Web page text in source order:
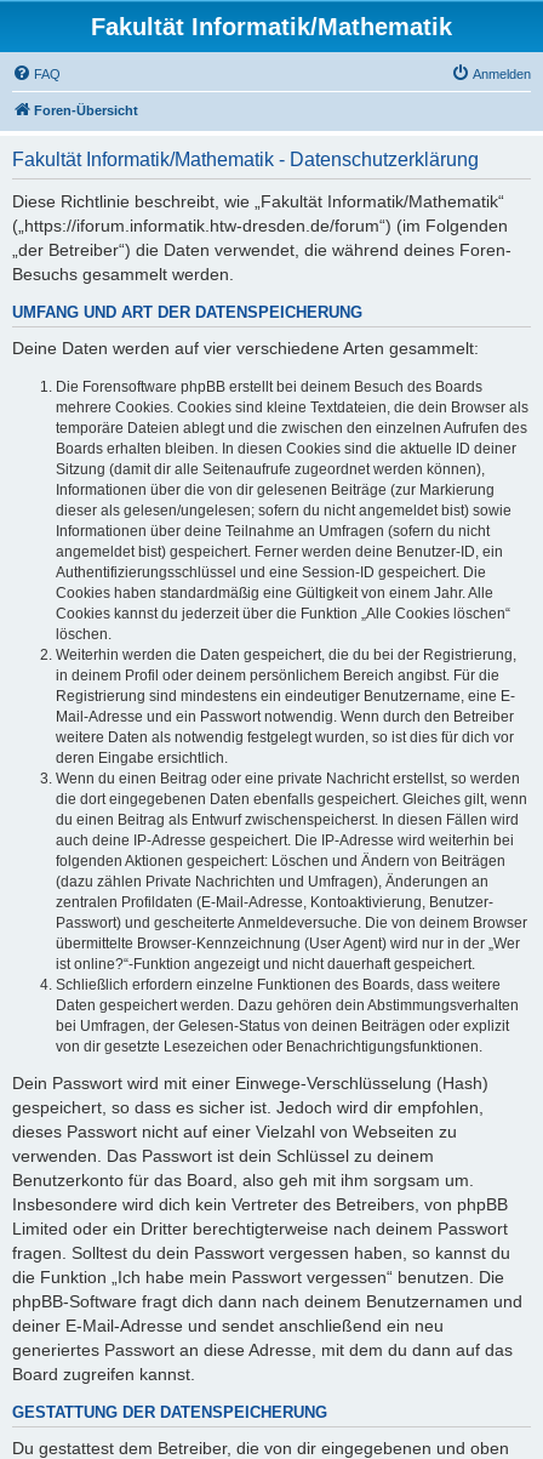
Fakultät Informatik/Mathematik
FAQ Anmelden
Foren-Übersicht
Fakultät Informatik/Mathematik - Datenschutzerklärung
Diese Richtlinie beschreibt, wie „Fakultät Informatik/Mathematik“
(„https://iforum.informatik.htw-dresden.de/forum“) (im Folgenden
„der Betreiber“) die Daten verwendet, die während deines Foren-
Besuchs gesammelt werden.
UMFANG UND ART DER DATENSPEICHERUNG
Deine Daten werden auf vier verschiedene Arten gesammelt:
Die Forensoftware phpBB erstellt bei deinem Besuch des Boards
mehrere Cookies. Cookies sind kleine Textdateien, die dein Browser als
temporäre Dateien ablegt und die zwischen den einzelnen Aufrufen des
Boards erhalten bleiben. In diesen Cookies sind die aktuelle ID deiner
Sitzung (damit dir alle Seitenaufrufe zugeordnet werden können),
Informationen über die von dir gelesenen Beiträge (zur Markierung
dieser als gelesen/ungelesen; sofern du nicht angemeldet bist) sowie
Informationen über deine Teilnahme an Umfragen (sofern du nicht
angemeldet bist) gespeichert. Ferner werden deine Benutzer-ID, ein
Authentifizierungsschlüssel und eine Session-ID gespeichert. Die
Cookies haben standardmäßig eine Gültigkeit von einem Jahr. Alle
Cookies kannst du jederzeit über die Funktion „Alle Cookies löschen“
löschen.
Weiterhin werden die Daten gespeichert, die du bei der Registrierung,
in deinem Profil oder deinem persönlichem Bereich angibst. Für die
Registrierung sind mindestens ein eindeutiger Benutzername, eine E-
Mail-Adresse und ein Passwort notwendig. Wenn durch den Betreiber
weitere Daten als notwendig festgelegt wurden, so ist dies für dich vor
deren Eingabe ersichtlich.
Wenn du einen Beitrag oder eine private Nachricht erstellst, so werden
die dort eingegebenen Daten ebenfalls gespeichert. Gleiches gilt, wenn
du einen Beitrag als Entwurf zwischenspeicherst. In diesen Fällen wird
auch deine IP-Adresse gespeichert. Die IP-Adresse wird weiterhin bei
folgenden Aktionen gespeichert: Löschen und Ändern von Beiträgen
(dazu zählen Private Nachrichten und Umfragen), Änderungen an
zentralen Profildaten (E-Mail-Adresse, Kontoaktivierung, Benutzer-
Passwort) und gescheiterte Anmeldeversuche. Die von deinem Browser
übermittelte Browser-Kennzeichnung (User Agent) wird nur in der „Wer
ist online?“-Funktion angezeigt und nicht dauerhaft gespeichert.
Schließlich erfordern einzelne Funktionen des Boards, dass weitere
Daten gespeichert werden. Dazu gehören dein Abstimmungsverhalten
bei Umfragen, der Gelesen-Status von deinen Beiträgen oder explizit
von dir gesetzte Lesezeichen oder Benachrichtigungsfunktionen.
Dein Passwort wird mit einer Einwege-Verschlüsselung (Hash)
gespeichert, so dass es sicher ist. Jedoch wird dir empfohlen,
dieses Passwort nicht auf einer Vielzahl von Webseiten zu
verwenden. Das Passwort ist dein Schlüssel zu deinem
Benutzerkonto für das Board, also geh mit ihm sorgsam um.
Insbesondere wird dich kein Vertreter des Betreibers, von phpBB
Limited oder ein Dritter berechtigterweise nach deinem Passwort
fragen. Solltest du dein Passwort vergessen haben, so kannst du
die Funktion „Ich habe mein Passwort vergessen“ benutzen. Die
phpBB-Software fragt dich dann nach deinem Benutzernamen und
deiner E-Mail-Adresse und sendet anschließend ein neu
generiertes Passwort an diese Adresse, mit dem du dann auf das
Board zugreifen kannst.
GESTATTUNG DER DATENSPEICHERUNG
Du gestattest dem Betreiber, die von dir eingegebenen und oben